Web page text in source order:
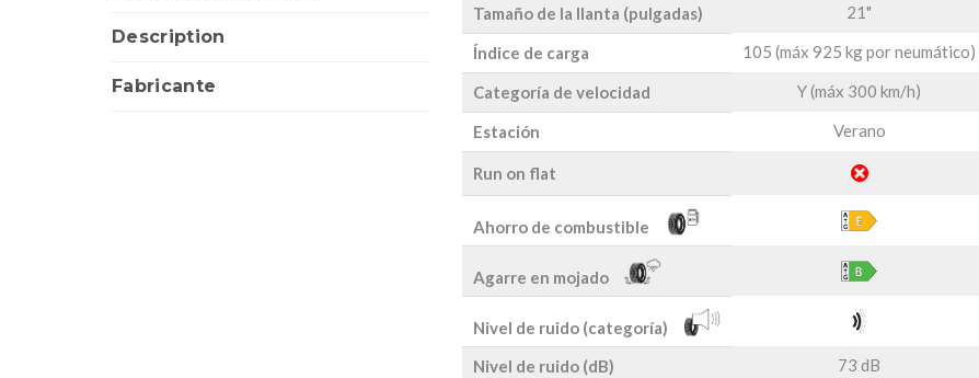
Description
Fabricante
Tamaño de la llanta (pulgadas) 21"
Índice de carga 105 (máx 925 kg por neumático)
Categoría de velocidad Y (máx 300 km/h)
Estación Verano
Run on flat
Ahorro de combustible
Agarre en mojado
Nivel de ruido (categoría)
Nivel de ruido (dB)
73 dB